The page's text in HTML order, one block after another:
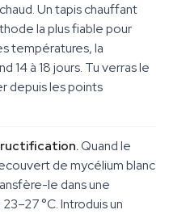
Un tapis chauffant
la plus fiable pour
températures, la
14 à 18 jours. Tu verras le
depuis les points
Quand le
de mycélium blanc
le dans une
°C. Introduis un